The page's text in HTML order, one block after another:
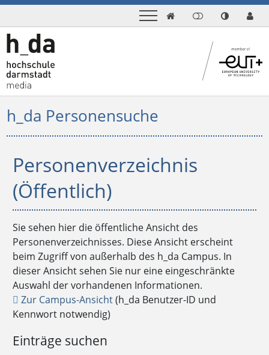

h_da Personensuche